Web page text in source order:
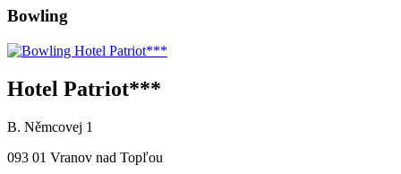
Bowling
Hotel Patriot***
B. Němcovej 1
093 01 Vranov nad Topľou